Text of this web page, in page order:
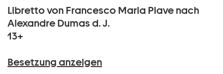
Libretto von Francesco Maria Piave nach
Alexandre Dumas d. J.
13+
Besetzung anzeigen